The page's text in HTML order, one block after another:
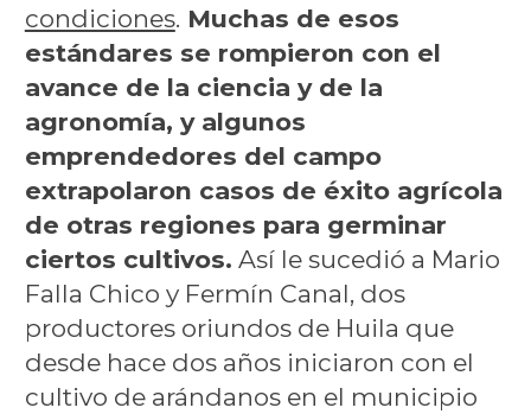
condiciones. Muchas de esos
estándares se rompieron con el
avance de la ciencia y de la
agronomía, y algunos
emprendedores del campo
extrapolaron casos de éxito agrícola
de otras regiones para germinar
ciertos cultivos. Así le sucedió a Mario
Falla Chico y Fermín Canal, dos
productores oriundos de Huila que
desde hace dos años iniciaron con el
cultivo de arándanos en el municipio